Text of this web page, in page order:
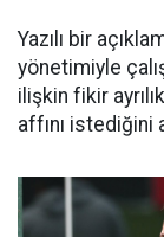
Yazılı bir
yönetimiyle
ilişkin fikir
affını istediğini